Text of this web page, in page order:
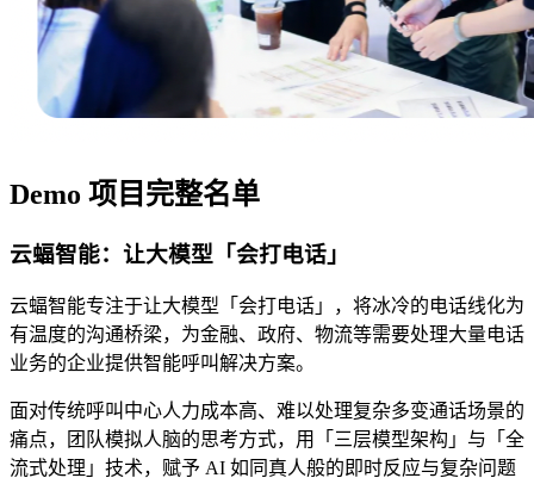
Demo 项目完整名单
云蝠智能：让大模型「会打电话」
云蝠智能专注于让大模型「会打电话」，将冰冷的电话线化为
有温度的沟通桥梁，为金融、政府、物流等需要处理大量电话
业务的企业提供智能呼叫解决方案。
面对传统呼叫中心人力成本高、难以处理复杂多变通话场景的
痛点，团队模拟人脑的思考方式，用「三层模型架构」与「全
流式处理」技术，赋予 AI 如同真人般的即时反应与复杂问题